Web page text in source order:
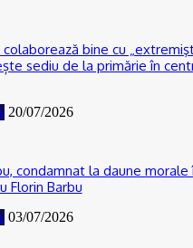
bine cu
sediu de la primărie în
20/07/2026
condamnat la daune morale
Florin Barbu
03/07/2026